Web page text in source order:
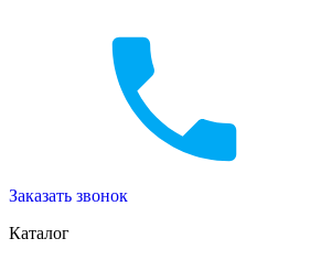
Заказать звонок
Каталог